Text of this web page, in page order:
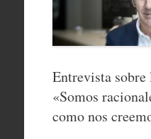
Entrevista
«Somos
como nos